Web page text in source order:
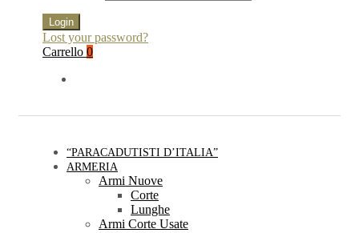
Login
Lost your password?
Carrello 0
“PARACADUTISTI D’ITALIA”
ARMERIA
Armi Nuove
Corte
Lunghe
Armi Corte Usate